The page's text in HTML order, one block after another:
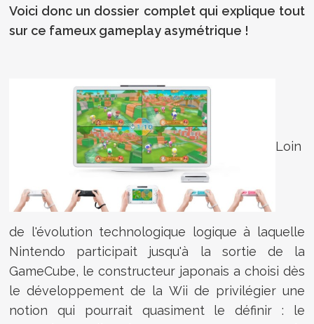
Voici donc un dossier complet qui explique tout
sur ce fameux gameplay asymétrique !
Loin
de l'évolution technologique logique à laquelle
Nintendo participait jusqu'à la sortie de la
GameCube, le constructeur japonais a choisi dès
le développement de la Wii de privilégier une
notion qui pourrait quasiment le définir : le